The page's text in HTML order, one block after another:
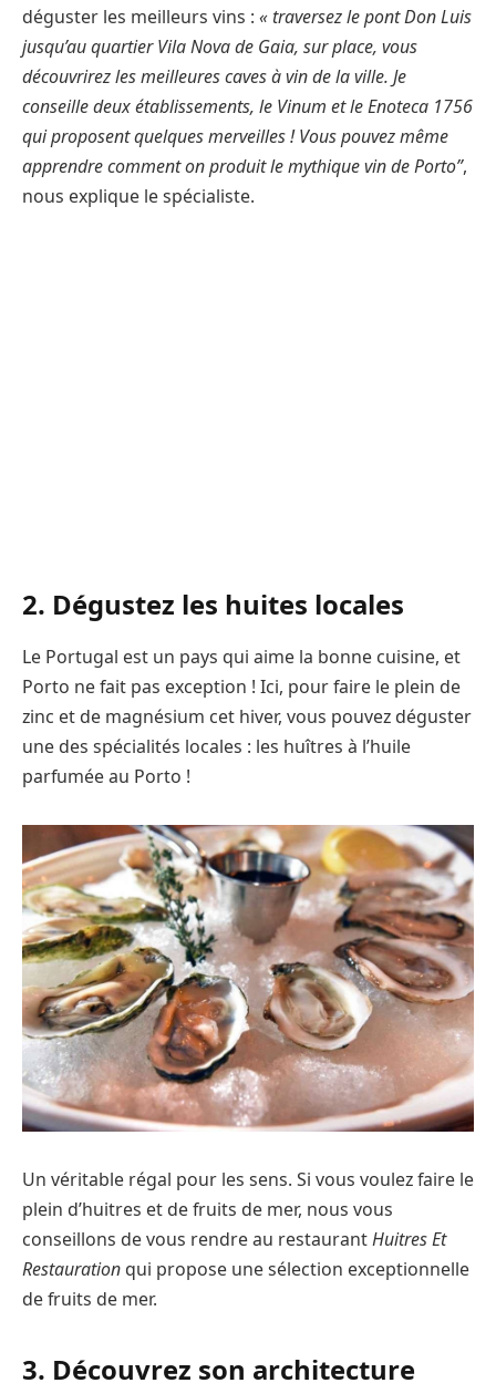
déguster les meilleurs vins : « traversez le pont Don Luis
jusqu’au quartier Vila Nova de Gaia, sur place, vous
découvrirez les meilleures caves à vin de la ville. Je
conseille deux établissements, le Vinum et le Enoteca 1756
qui proposent quelques merveilles ! Vous pouvez même
apprendre comment on produit le mythique vin de Porto”,
nous explique le spécialiste.
2. Dégustez les huites locales
Le Portugal est un pays qui aime la bonne cuisine, et
Porto ne fait pas exception ! Ici, pour faire le plein de
zinc et de magnésium cet hiver, vous pouvez déguster
une des spécialités locales : les huîtres à l’huile
parfumée au Porto !
Un véritable régal pour les sens. Si vous voulez faire le
plein d’huitres et de fruits de mer, nous vous
conseillons de vous rendre au restaurantHuitres Et
Restauration qui propose une sélection exceptionnelle
de fruits de mer.
3. Découvrez son architecture